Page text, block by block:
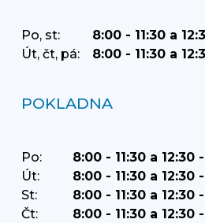
Po, st:
8:00 - 11:30 a
Út, čt, pá:
8:00 - 11:30 a
POKLADNA
Po:
8:00 - 11:30 a 12:30
Út:
8:00 - 11:30 a 12:30
St:
8:00 - 11:30 a 12:30
Čt:
8:00 - 11:30 a 12:30